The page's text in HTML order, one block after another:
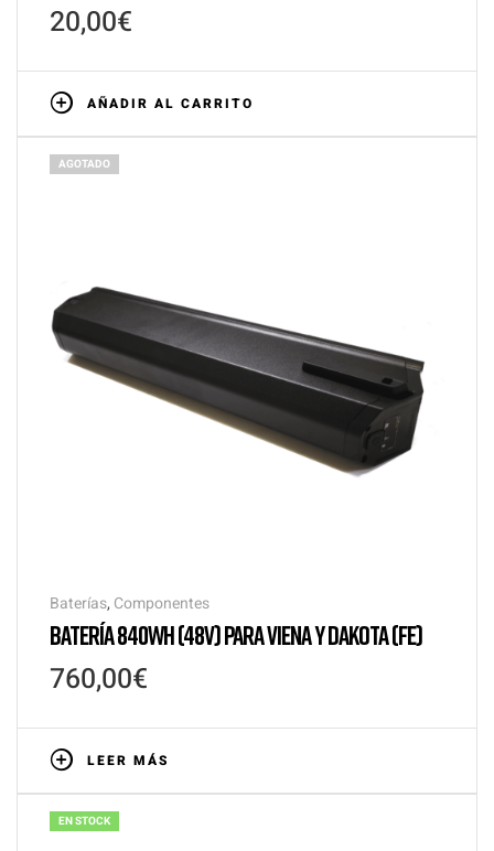
20,00€
AÑADIR AL CARRITO
AGOTADO
Baterías, Componentes
BATERÍA 840WH (48V) PARA VIENA Y DAKOTA (FE)
760,00€
LEER MÁS
EN STOCK